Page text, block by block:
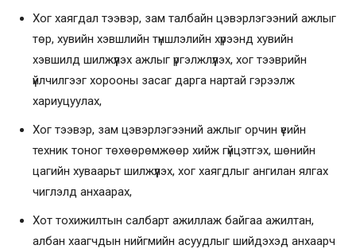
Хог хаягдал тээвэр, зам талбайн цэвэрлэгээний ажлыг
төр, хувийн хэвшлийн түншлэлийн хүрээнд хувийн
хэвшилд шилжүүлэх ажлыг үргэлжлүүлэх, хог тээврийн
үйлчилгээг хорооны засаг дарга нартай гэрээлж
хариуцуулах,
Хог тээвэр, зам цэвэрлэгээний ажлыг орчин үеийн
техник тоног төхөөрөмжөөр хийж гүйцэтгэх, шөнийн
цагийн хуваарьт шилжүүлэх, хог хаягдлыг ангилан ялгах
чиглэлд анхаарах,
Хот тохижилтын салбарт ажиллаж байгаа ажилтан,
албан хаагчдын нийгмийн асуудлыг шийдэхэд анхаарч